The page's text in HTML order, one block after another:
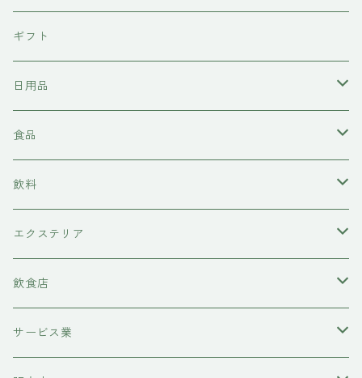
東京石材
岩上商店
稲見商店
momo farm
前田牧場
吉岡食品工業
ハニーラルヴァ
ギフト
日用品
洗剤
雑貨
コースター
ヘアケア
シャンプー
コンディショナー
水槽底床
コースター
食品
味噌
カレー
牛肉
糀
飲料
日本酒
ワイン
甘酒
エクステリア
物置
飲食店
レストラン
サービス業